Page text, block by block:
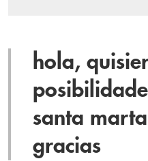
hola,
santa
gracias